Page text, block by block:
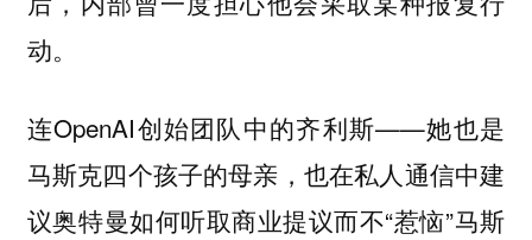
动。
连OpenAI创始团队中的齐利斯——她也是
马斯克四个孩子的母亲，也在私人通信中建
议奥特曼如何听取商业提议而不“惹恼”马斯